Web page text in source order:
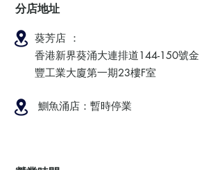
分店地址
葵芳店 ：
香港新界葵涌大連排道144-150號金
豐工業大廈第一期23樓F室
鰂魚涌店：暫時停業